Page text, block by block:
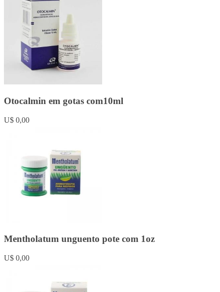
Otocalmin em gotas com10ml
U$ 0,00
Mentholatum unguento pote com 1oz
U$ 0,00